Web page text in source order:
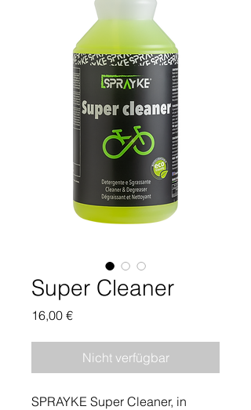
Super Cleaner
16,00 €Preis
Nicht verfügbar
SPRAYKE Super Cleaner, in